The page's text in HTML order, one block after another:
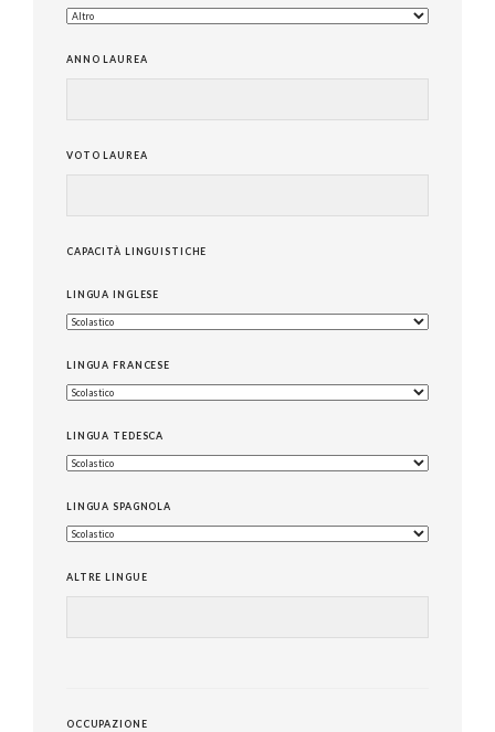
ANNO LAUREA
VOTO LAUREA
CAPACITÀ LINGUISTICHE
LINGUA INGLESE
LINGUA FRANCESE
LINGUA TEDESCA
LINGUA SPAGNOLA
ALTRE LINGUE
OCCUPAZIONE